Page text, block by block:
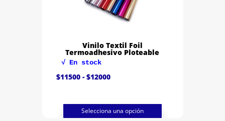
Vinilo Textil Foil
Termoadhesivo Ploteable
√ En stock
$11500 - $12000Rango
de
hasta
$12000
Selecciona una opción